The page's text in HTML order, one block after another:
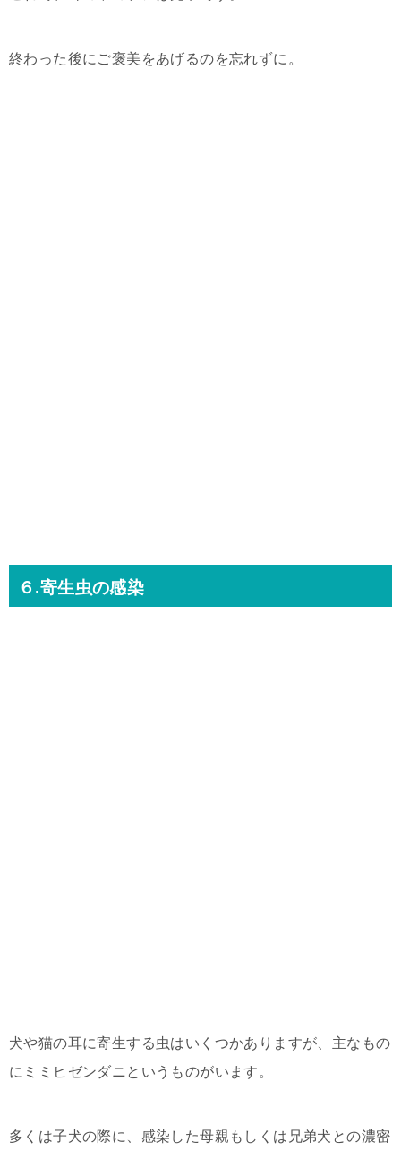
終わった後にご褒美をあげるのを忘れずに。
６.寄生虫の感染
犬や猫の耳に寄生する虫はいくつかありますが、主なもの
にミミヒゼンダニというものがいます。
多くは子犬の際に、感染した母親もしくは兄弟犬との濃密